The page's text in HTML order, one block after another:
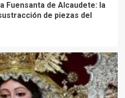
Fuensanta de Alcaudete: la
de piezas del